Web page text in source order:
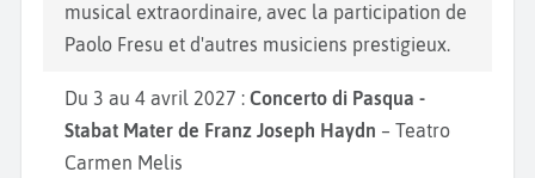
musical extraordinaire, avec la participation de
Paolo Fresu et d'autres musiciens prestigieux.
Du 3 au 4 avril 2027 : Concerto di Pasqua -
Stabat Mater de Franz Joseph Haydn – Teatro
Carmen Melis